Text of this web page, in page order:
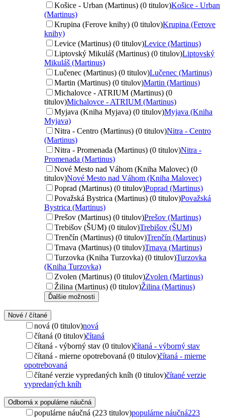
Košice - Urban (Martinus) (0 titulov)Košice - Urban
(Martinus)
Krupina (Ferove knihy) (0 titulov)Krupina (Ferove
knihy)
Levice (Martinus) (0 titulov)Levice (Martinus)
Liptovský Mikuláš (Martinus) (0 titulov)Liptovský
Mikuláš (Martinus)
Lučenec (Martinus) (0 titulov)Lučenec (Martinus)
Martin (Martinus) (0 titulov)Martin (Martinus)
Michalovce - ATRIUM (Martinus) (0
titulov)Michalovce - ATRIUM (Martinus)
Myjava (Kniha Myjava) (0 titulov)Myjava (Kniha
Myjava)
Nitra - Centro (Martinus) (0 titulov)Nitra - Centro
(Martinus)
Nitra - Promenada (Martinus) (0 titulov)Nitra -
Promenada (Martinus)
Nové Mesto nad Váhom (Kniha Malovec) (0
titulov)Nové Mesto nad Váhom (Kniha Malovec)
Poprad (Martinus) (0 titulov)Poprad (Martinus)
Považská Bystrica (Martinus) (0 titulov)Považská
Bystrica (Martinus)
Prešov (Martinus) (0 titulov)Prešov (Martinus)
Trebišov (ŠUM) (0 titulov)Trebišov (ŠUM)
Trenčín (Martinus) (0 titulov)Trenčín (Martinus)
Trnava (Martinus) (0 titulov)Trnava (Martinus)
Turzovka (Kniha Turzovka) (0 titulov)Turzovka
(Kniha Turzovka)
Zvolen (Martinus) (0 titulov)Zvolen (Martinus)
Žilina (Martinus) (0 titulov)Žilina (Martinus)
Ďalšie možnosti
Nové / čítané
nová (0 titulov)nová
čítaná (0 titulov)čítaná
čítaná - výborný stav (0 titulov)čítaná - výborný stav
čítaná - mierne opotrebovaná (0 titulov)čítaná - mierne
opotrebovaná
čítané verzie vypredaných kníh (0 titulov)čítané verzie
vypredaných kníh
Odborná x populárne náučná
populárne náučná (223 titulov)populárne náučná223